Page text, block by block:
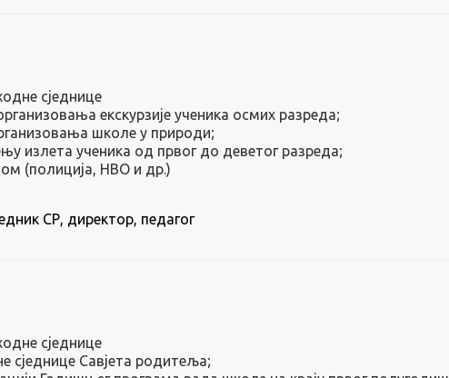
сједнице
екскурзије ученика осмих разреда;
школе у природи;
излета ученика од првог до деветог разреда;
(полиција, НВО и др.)
СР, директор, педагог
сједнице
сједнице Савјета родитеља;